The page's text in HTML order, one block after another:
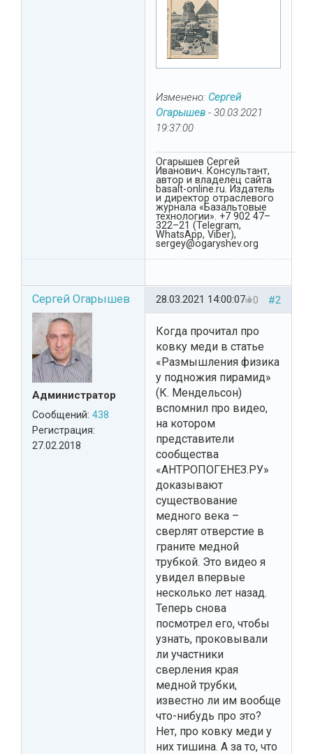
Изменено: Сергей
Огарышев - 30.03.2021
19:37:00
Огарышев Сергей
Иванович. Консультант,
автор и владелец сайта
basalt-online.ru. Издатель
и директор отраслевого
журнала «Базальтовые
технологии». +7 902 47–
322–21 (Telegram,
WhatsApp, Viber),
sergey@ogaryshev.org
Сергей Огарышев
Администратор
Сообщений: 438
Регистрация:
27.02.2018
#2
0
28.03.2021 14:00:07
Когда прочитал про
ковку меди в статье
«Размышления физика
у подножия пирамид»
(К. Мендельсон)
вспомнил про видео,
на котором
представители
сообщества
«АНТРОПОГЕНЕЗ.РУ»
доказывают
существование
медного века –
сверлят отверстие в
граните медной
трубкой. Это видео я
увидел впервые
несколько лет назад.
Теперь снова
посмотрел его, чтобы
узнать, проковывали
ли участники
сверления края
медной трубки,
известно ли им вообще
что-нибудь про это?
Нет, про ковку меди у
них тишина. А за то, что